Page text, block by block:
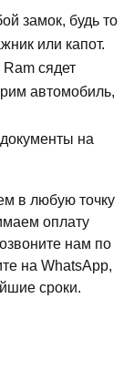
замок, будь то
или капот.
сядет
автомобиль,
на
в любую точку
оплату
нам по
на WhatsApp,
сроки.